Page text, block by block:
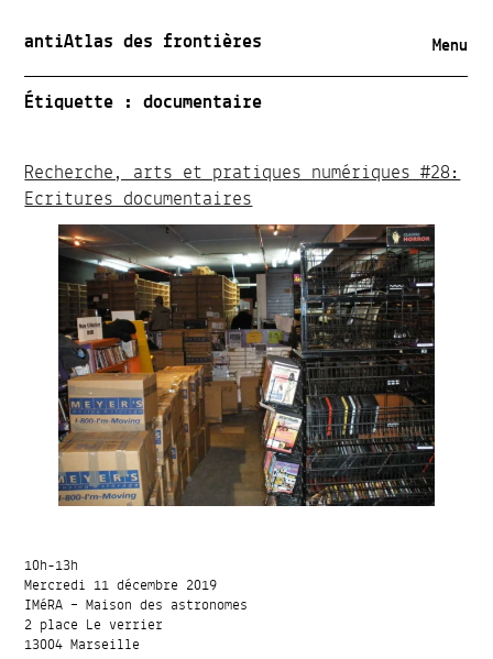
antiAtlas des frontières Menu
Étiquette :documentaire
Recherche, arts et pratiques numériques #28:
Ecritures documentaires
10h-13h
Mercredi 11 décembre 2019
IMéRA – Maison des astronomes
2 place Le verrier
13004 Marseille